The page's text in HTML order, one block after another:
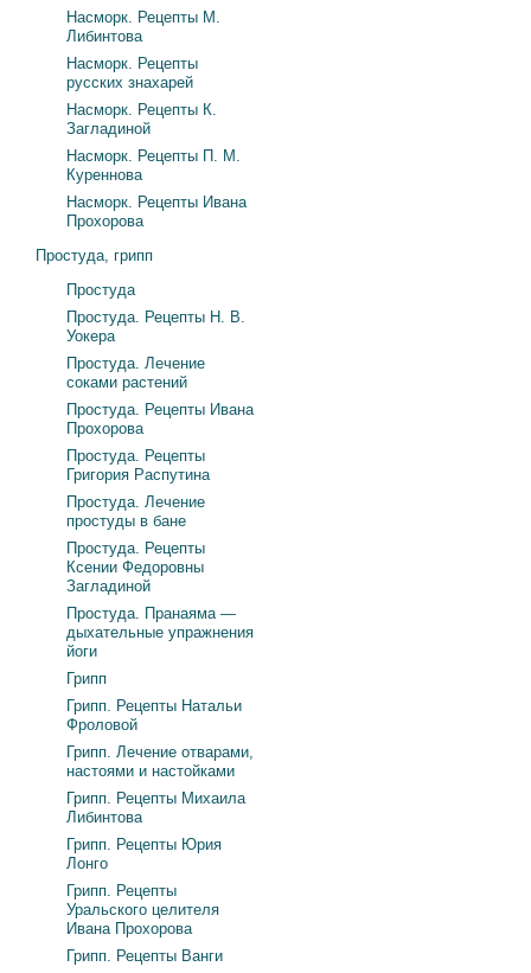
Насморк. Рецепты М.
Либинтова
Насморк. Рецепты
русских знахарей
Насморк. Рецепты К.
Загладиной
Насморк. Рецепты П. М.
Куреннова
Насморк. Рецепты Ивана
Прохорова
Простуда, грипп
Простуда
Простуда. Рецепты Н. В.
Уокера
Простуда. Лечение
соками растений
Простуда. Рецепты Ивана
Прохорова
Простуда. Рецепты
Григория Распутина
Простуда. Лечение
простуды в бане
Простуда. Рецепты
Ксении Федоровны
Загладиной
Простуда. Пранаяма —
дыхательные упражнения
йоги
Грипп
Грипп. Рецепты Натальи
Фроловой
Грипп. Лечение отварами,
настоями и настойками
Грипп. Рецепты Михаила
Либинтова
Грипп. Рецепты Юрия
Лонго
Грипп. Рецепты
Уральского целителя
Ивана Прохорова
Грипп. Рецепты Ванги